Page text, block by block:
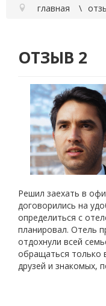
главная
ОТЗЫВ 2
Решил заехать в
договорились на
определиться с
планировал. Отель
отдохнули всей
обращаться только
друзей и знакомых,